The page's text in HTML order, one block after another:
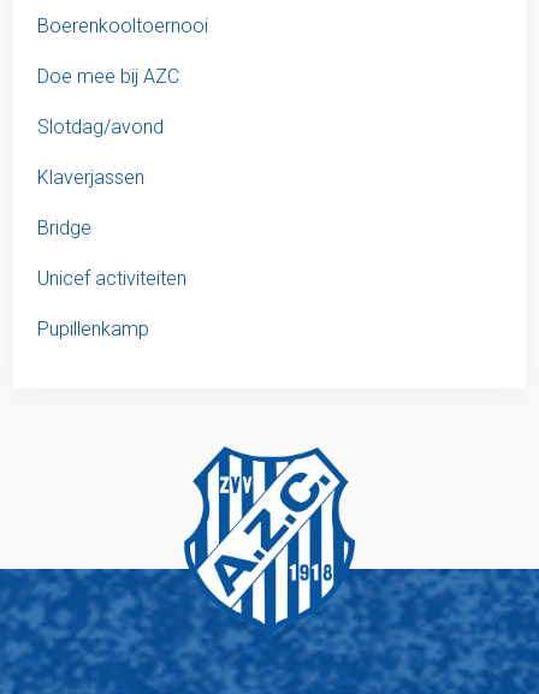
Boerenkooltoernooi
Doe mee bij AZC
Slotdag/avond
Klaverjassen
Bridge
Unicef activiteiten
Pupillenkamp